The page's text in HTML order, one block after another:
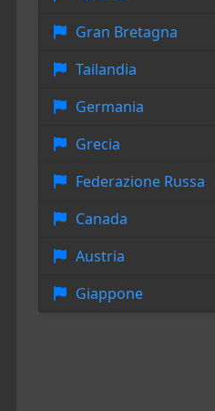
Gran Bretagna
Tailandia
Germania
Grecia
Federazione Russa
Canada
Austria
Giappone